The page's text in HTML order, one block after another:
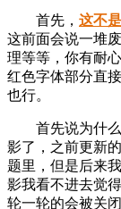
首先， 这不
这前面会说一堆
理等等，你有耐
红色字体部分直
也行。
首先说为什么
影了，之前更新
题里，但是后来
影我看不进去觉
轮一轮的会被关